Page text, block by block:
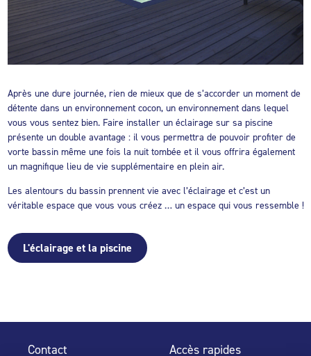
Après une dure journée, rien de mieux que de s’accorder un moment de
détente dans un environnement cocon, un environnement dans lequel
vous vous sentez bien. Faire installer un éclairage sur sa piscine
présente un double avantage : il vous permettra de pouvoir profiter de
vorte bassin même une fois la nuit tombée et il vous offrira également
un magnifique lieu de vie supplémentaire en plein air.
Les alentours du bassin prennent vie avec l’éclairage et c’est un
véritable espace que vous vous créez … un espace qui vous ressemble !
L'éclairage et la piscine
Contact Accès rapides